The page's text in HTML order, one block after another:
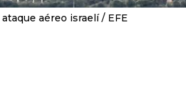
aéreo israelí EFE